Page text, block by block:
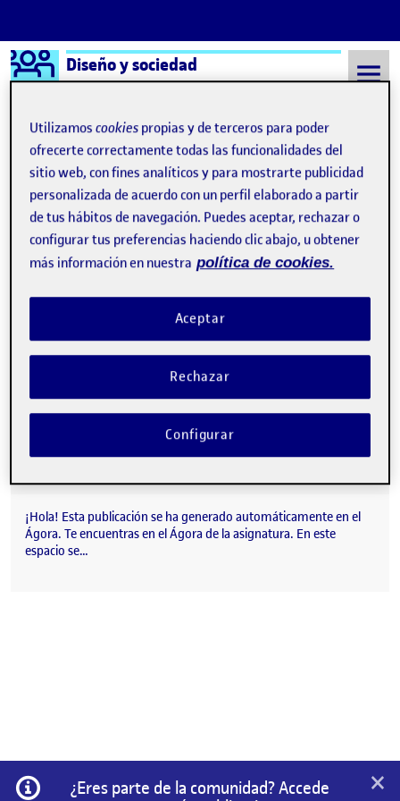
Saltar al contenido
Logo Ágora
Diseño y sociedad
Semestre 20152 - Aula 1
Publicado por¡Bienvenidos y bienvenidas!
Publicado por
Quelic Berga Carreras
Visibilidad:
Pública -Fecha de publicación
8 Sep 20219 septiembre, 2021 2:49 pm
¡Hola! Esta publicación se ha generado automáticamente en el
Ágora. Te encuentras en el Ágora de la asignatura. En este
espacio se…
Información
¿Eres parte de la comunidad? Accede
×
Utilizamoscookies propias y de terceros para poder
ofrecerte correctamente todas las funcionalidades del
sitio web, con fines analíticos y para mostrarte publicidad
personalizada de acuerdo con un perfil elaborado a partir
de tus hábitos de navegación. Puedes aceptar, rechazar o
configurar tus preferencias haciendo clic abajo, u obtener
más información en nuestra política de cookies.
Rechazar
Aceptar
Configurar